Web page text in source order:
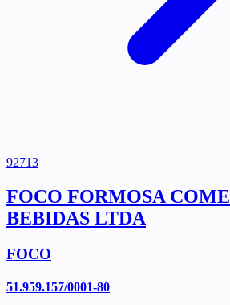
92713
FOCO FORMOSA
BEBIDAS LTDA
FOCO
51.959.157/0001-80